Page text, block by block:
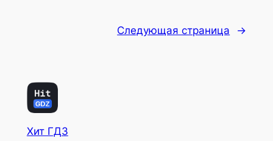
Следующая страница →
Хит ГДЗ